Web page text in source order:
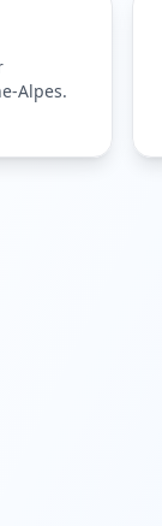
Alpes.